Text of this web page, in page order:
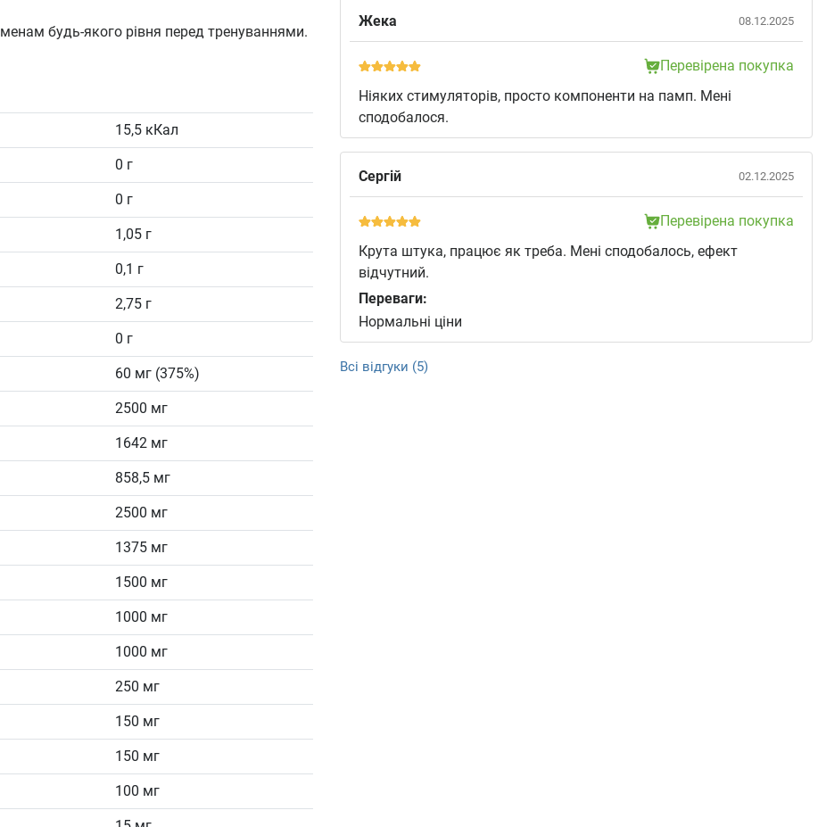
будь-якого рівня перед тренуваннями.
15,5 кКал
0 г
0 г
1,05 г
0,1 г
2,75 г
0 г
60 мг (375%)
2500 мг
1642 мг
858,5 мг
2500 мг
1375 мг
1500 мг
1000 мг
1000 мг
250 мг
150 мг
150 мг
100 мг
Жека 08.12.2025
Перевірена покупка
Ніяких стимуляторів, просто компоненти на памп. Мені
сподобалося.
Сергій 02.12.2025
Перевірена покупка
Крута штука, працює як треба. Мені сподобалось, ефект
відчутний.
Переваги:
Нормальні ціни
Всі відгуки (5)